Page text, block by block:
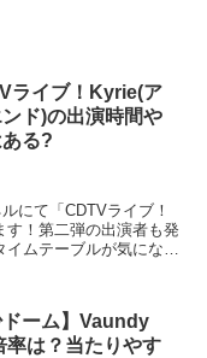
ライブ！Kyrie(ア
ド)の出演時間や
る?
にて「CDTVライブ！
す！第二弾の出演者も発
ムテーブルが気になり
ドーム】Vaundy
率は？当たりやす